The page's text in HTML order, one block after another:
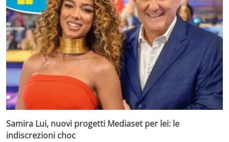
Samira Lui, nuovi progetti Mediaset per lei: le
indiscrezioni choc